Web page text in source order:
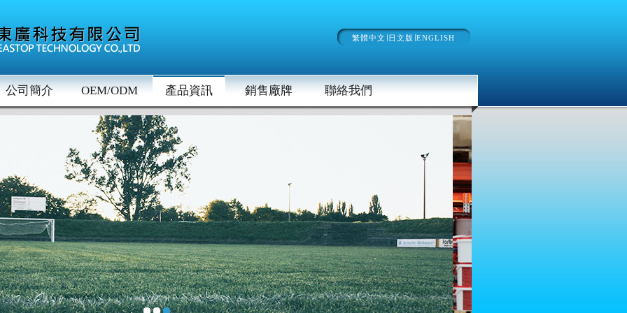
繁體中文 ∣日文版 ∣ENGLISH
公司簡介 OEM/ODM 產品資訊 銷售廠牌 聯絡我們